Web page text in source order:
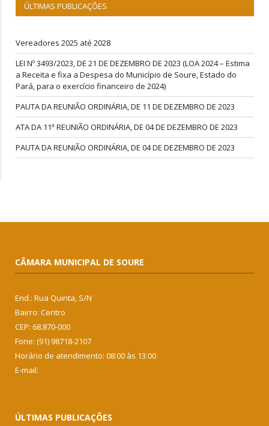
ÚLTIMAS PUBLICAÇÕES
Vereadores 2025 até 2028
LEI Nº 3493/2023, DE 21 DE DEZEMBRO DE 2023 (LOA 2024 – Estima
a Receita e fixa a Despesa do Município de Soure, Estado do
Pará, para o exercício financeiro de 2024)
PAUTA DA REUNIÃO ORDINÁRIA, DE 11 DE DEZEMBRO DE 2023
ATA DA 11ª REUNIÃO ORDINÁRIA, DE 04 DE DEZEMBRO DE 2023
PAUTA DA REUNIÃO ORDINÁRIA, DE 04 DE DEZEMBRO DE 2023
CÂMARA MUNICIPAL DE SOURE
End.: Rua Quinta, S/N
Bairro: Centro
CEP: 68.870-000
Fone: (91) 98718-2107
Horário de atendimento: 08:00 às 13:00
E-mail:
ÚLTIMAS PUBLICAÇÕES